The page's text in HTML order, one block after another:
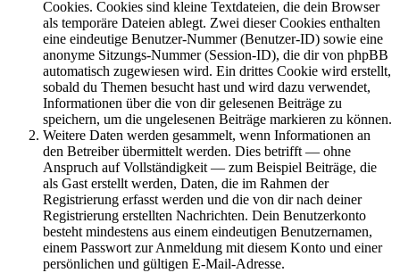
Cookies. Cookies sind kleine Textdateien, die dein Browser
als temporäre Dateien ablegt. Zwei dieser Cookies enthalten
eine eindeutige Benutzer-Nummer (Benutzer-ID) sowie eine
anonyme Sitzungs-Nummer (Session-ID), die dir von phpBB
automatisch zugewiesen wird. Ein drittes Cookie wird erstellt,
sobald du Themen besucht hast und wird dazu verwendet,
Informationen über die von dir gelesenen Beiträge zu
speichern, um die ungelesenen Beiträge markieren zu können.
Weitere Daten werden gesammelt, wenn Informationen an
den Betreiber übermittelt werden. Dies betrifft — ohne
Anspruch auf Vollständigkeit — zum Beispiel Beiträge, die
als Gast erstellt werden, Daten, die im Rahmen der
Registrierung erfasst werden und die von dir nach deiner
Registrierung erstellten Nachrichten. Dein Benutzerkonto
besteht mindestens aus einem eindeutigen Benutzernamen,
einem Passwort zur Anmeldung mit diesem Konto und einer
persönlichen und gültigen E-Mail-Adresse.